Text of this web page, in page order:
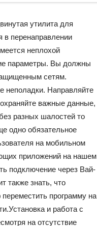
утилита для
в перенаправлении
неплохой
параметры. Вы должны
сетям.
неполадки. Направляйте
важные данные,
разных шалостей то
одно обязательное
на мобильном
приложений на нашем
подключение через Вай-
также знать, что
программу на
и работа с
на отсутствие